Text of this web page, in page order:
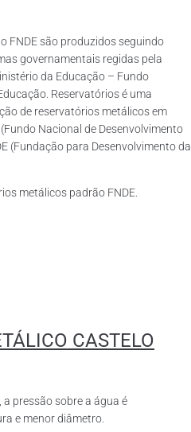
FNDE são produzidos seguindo
governamentais regidas pela
da Educação – Fundo
Reservatórios é uma
de reservatórios metálicos em
Nacional de Desenvolvimento
(Fundação para Desenvolvimento da
metálicos padrão FNDE.
CASTELO
pressão sobre a água é
e menor diâmetro.